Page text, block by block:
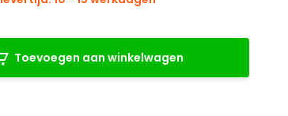
Toevoegen aan winkelwagen